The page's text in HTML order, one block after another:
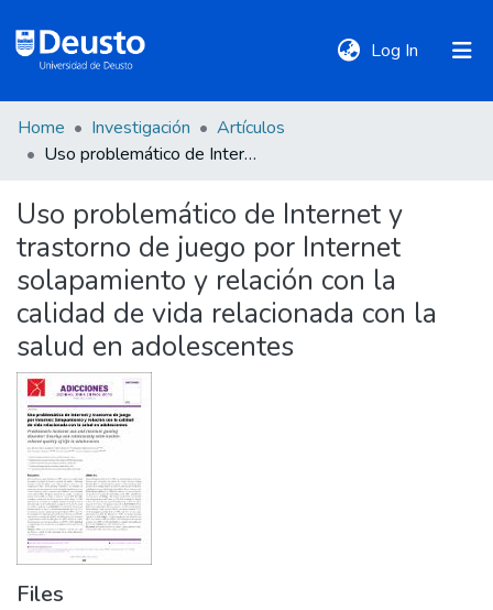
Log In (current)
DeustoTeka
Communities
&
Collections
All of DSpace
Statistics
Policies
Home Investigación
Artículos
Uso problemático de Internet y trastorno de juego por Internet solapamiento y relación con la calidad de vida relacionada con la salud en adolescentes
Uso problemático de Internet y
trastorno de juego por Internet
solapamiento y relación con la
calidad de vida relacionada con la
salud en adolescentes
Files